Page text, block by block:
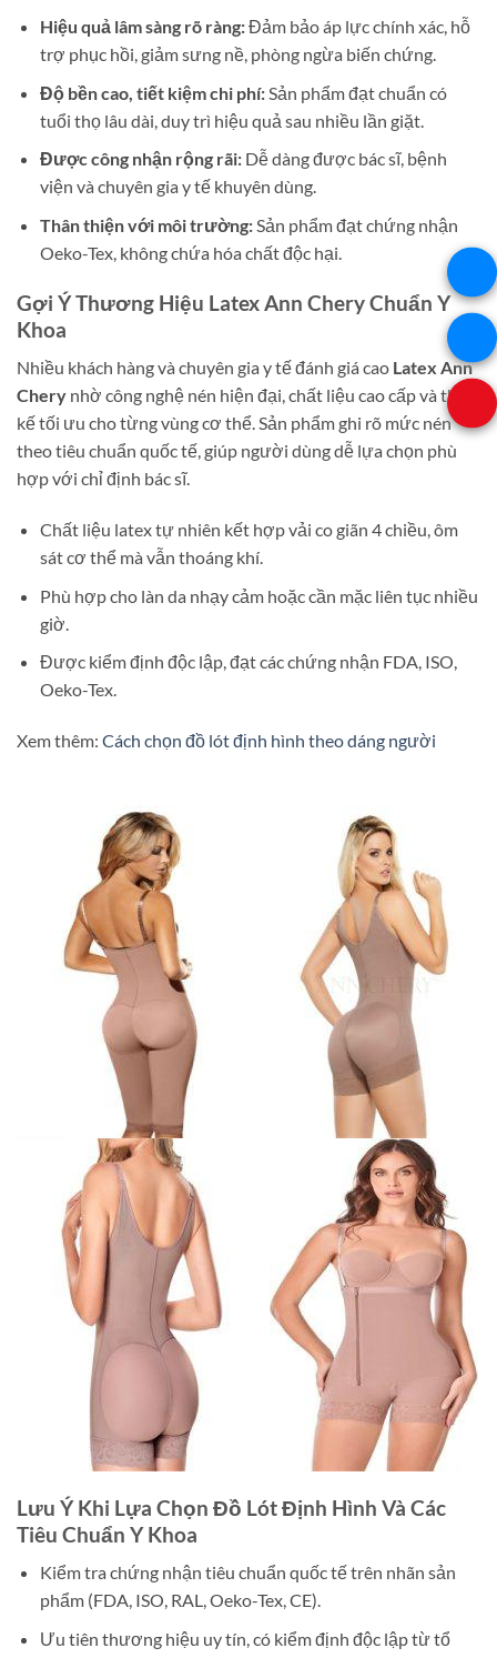
Hiệu quả lâm sàng rõ ràng:Đảm bảo áp lực chính xác, hỗ
trợ phục hồi, giảm sưng nề, phòng ngừa biến chứng.
Độ bền cao, tiết kiệm chi phí:Sản phẩm đạt chuẩn có
tuổi thọ lâu dài, duy trì hiệu quả sau nhiều lần giặt.
Được công nhận rộng rãi:Dễ dàng được bác sĩ, bệnh
viện và chuyên gia y tế khuyên dùng.
Thân thiện với môi trường:Sản phẩm đạt chứng nhận
Oeko-Tex, không chứa hóa chất độc hại.
Gợi Ý Thương Hiệu Latex Ann Chery Chuẩn Y
Khoa
Nhiều khách hàng và chuyên gia y tế đánh giá cao Latex Ann
Chery nhờ công nghệ nén hiện đại, chất liệu cao cấp và thiết
kế tối ưu cho từng vùng cơ thể. Sản phẩm ghi rõ mức nén
theo tiêu chuẩn quốc tế, giúp người dùng dễ lựa chọn phù
hợp với chỉ định bác sĩ.
Chất liệu latex tự nhiên kết hợp vải co giãn 4 chiều, ôm
sát cơ thể mà vẫn thoáng khí.
Phù hợp cho làn da nhạy cảm hoặc cần mặc liên tục nhiều
giờ.
Được kiểm định độc lập, đạt các chứng nhận FDA, ISO,
Oeko-Tex.
Xem thêm: Cách chọn đồ lót định hình theo dáng người
Lưu Ý Khi Lựa Chọn Đồ Lót Định Hình Và Các
Tiêu Chuẩn Y Khoa
Kiểm tra chứng nhận tiêu chuẩn quốc tế trên nhãn sản
phẩm (FDA, ISO, RAL, Oeko-Tex, CE).
Ưu tiên thương hiệu uy tín, có kiểm định độc lập từ tổ